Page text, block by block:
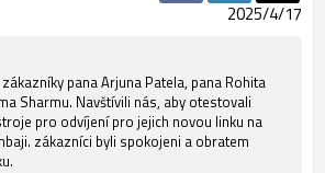
2025/4/17
pana Arjuna Patela, pana Rohita
Sharmu. Navštívili nás, aby otestovali
pro odvíjení pro jejich novou linku na
zákazníci byli spokojeni a obratem